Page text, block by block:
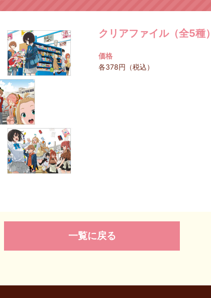
クリアファイル（全5種）
価格
各378円（税込）
一覧に戻る